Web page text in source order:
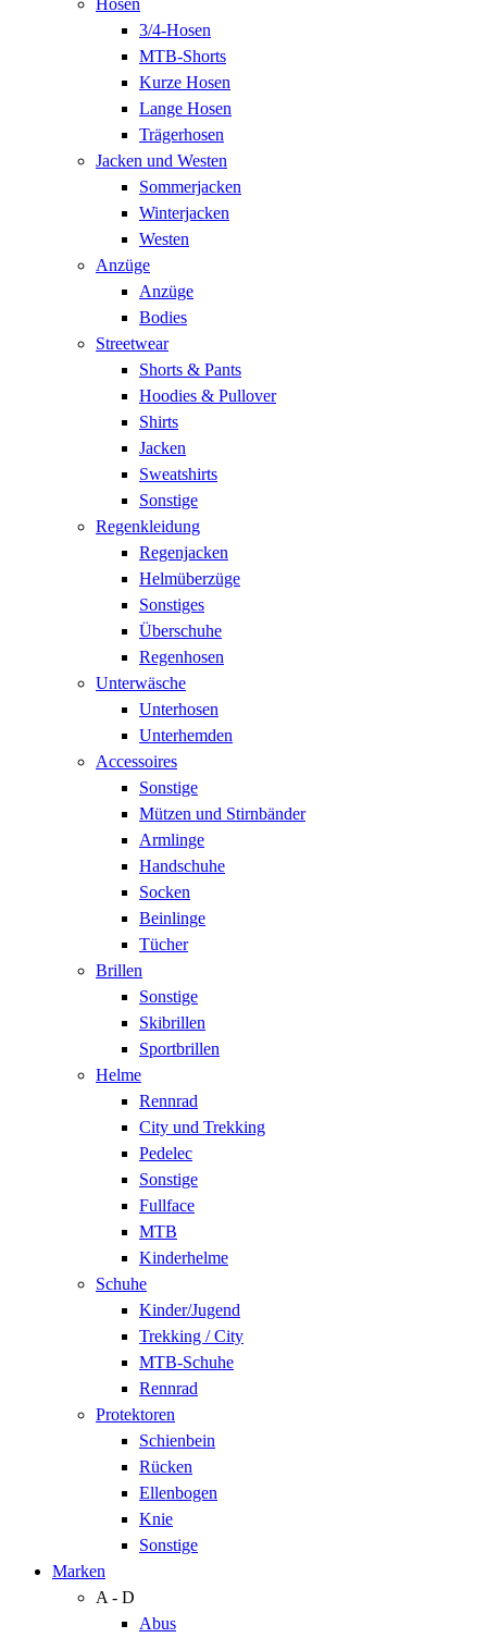
3/4-Hosen
MTB-Shorts
Kurze Hosen
Lange Hosen
Trägerhosen
Jacken und Westen
Sommerjacken
Winterjacken
Westen
Anzüge
Anzüge
Bodies
Streetwear
Shorts & Pants
Hoodies & Pullover
Shirts
Jacken
Sweatshirts
Sonstige
Regenkleidung
Regenjacken
Helmüberzüge
Sonstiges
Überschuhe
Regenhosen
Unterwäsche
Unterhosen
Unterhemden
Accessoires
Sonstige
Mützen und Stirnbänder
Armlinge
Handschuhe
Socken
Beinlinge
Tücher
Brillen
Sonstige
Skibrillen
Sportbrillen
Helme
Rennrad
City und Trekking
Pedelec
Sonstige
Fullface
MTB
Kinderhelme
Schuhe
Kinder/Jugend
Trekking / City
MTB-Schuhe
Rennrad
Protektoren
Schienbein
Rücken
Ellenbogen
Knie
Sonstige
Marken
A - D
Abus